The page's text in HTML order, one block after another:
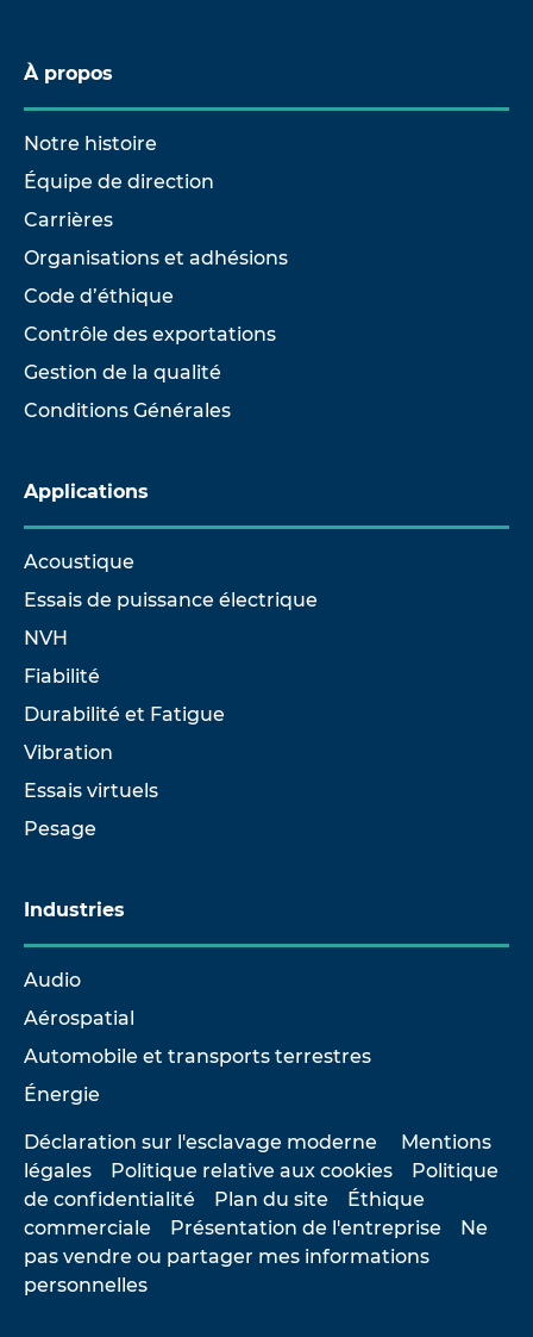
À propos
Notre histoire
Équipe de direction
Carrières
Organisations et adhésions
Code d’éthique
Contrôle des exportations
Gestion de la qualité
Conditions Générales
Applications
Acoustique
Essais de puissance électrique
NVH
Fiabilité
Durabilité et Fatigue
Vibration
Essais virtuels
Pesage
Industries
Audio
Aérospatial
Automobile et transports terrestres
Énergie
Déclaration sur l'esclavage moderne
Mentions
légales
Politique relative aux cookies
Politique
de confidentialité
Plan du site
Éthique
commerciale
Présentation de l'entreprise
Ne
pas vendre ou partager mes informations
personnelles